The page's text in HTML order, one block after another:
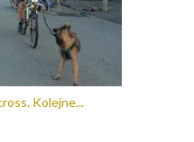
Kolejne...